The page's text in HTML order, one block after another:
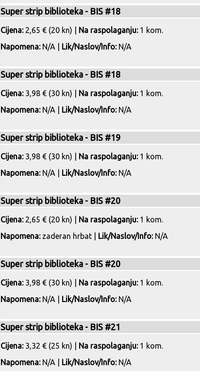
Super strip biblioteka - BIS #18
Cijena:2,65 € (20 kn) | Na raspolaganju:1 kom.
Napomena:N/A | Lik/Naslov/Info:N/A
Super strip biblioteka - BIS #18
Cijena:3,98 € (30 kn) | Na raspolaganju:1 kom.
Napomena:N/A | Lik/Naslov/Info:N/A
Super strip biblioteka - BIS #19
Cijena:3,98 € (30 kn) | Na raspolaganju:1 kom.
Napomena:N/A | Lik/Naslov/Info:N/A
Super strip biblioteka - BIS #20
Cijena:2,65 € (20 kn) | Na raspolaganju:1 kom.
Napomena:zaderan hrbat | Lik/Naslov/Info:N/A
Super strip biblioteka - BIS #20
Cijena:3,98 € (30 kn) | Na raspolaganju:1 kom.
Napomena:N/A | Lik/Naslov/Info:N/A
Super strip biblioteka - BIS #21
Cijena:3,32 € (25 kn) | Na raspolaganju:1 kom.
Napomena:N/A | Lik/Naslov/Info:N/A